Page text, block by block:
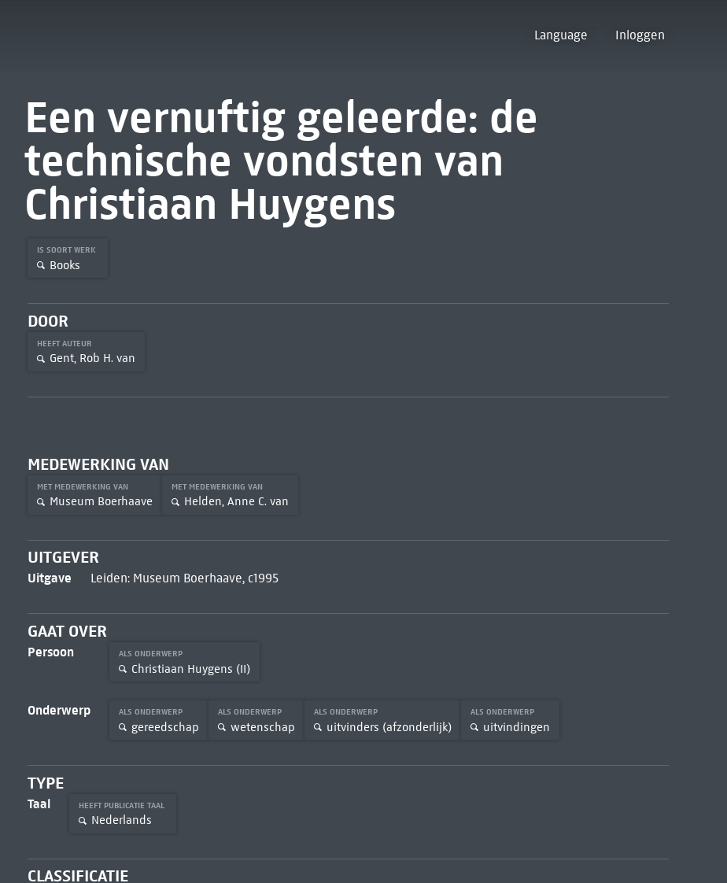
Language Inloggen
Een vernuftig geleerde: de
technische vondsten van
Christiaan Huygens
IS SOORT WERK
Books
DOOR
HEEFT AUTEUR
Gent, Rob H. van
MEDEWERKING VAN
MET MEDEWERKING VAN
Museum Boerhaave
MET MEDEWERKING VAN
Helden, Anne C. van
UITGEVER
Uitgave Leiden: Museum Boerhaave, c1995
GAAT OVER
Persoon ALS ONDERWERP
Christiaan Huygens (II)
Onderwerp ALS ONDERWERP
gereedschap
ALS ONDERWERP
wetenschap
ALS ONDERWERP
uitvinders (afzonderlijk)
ALS ONDERWERP
uitvindingen
TYPE
Taal HEEFT PUBLICATIE TAAL
Nederlands
CLASSIFICATIE